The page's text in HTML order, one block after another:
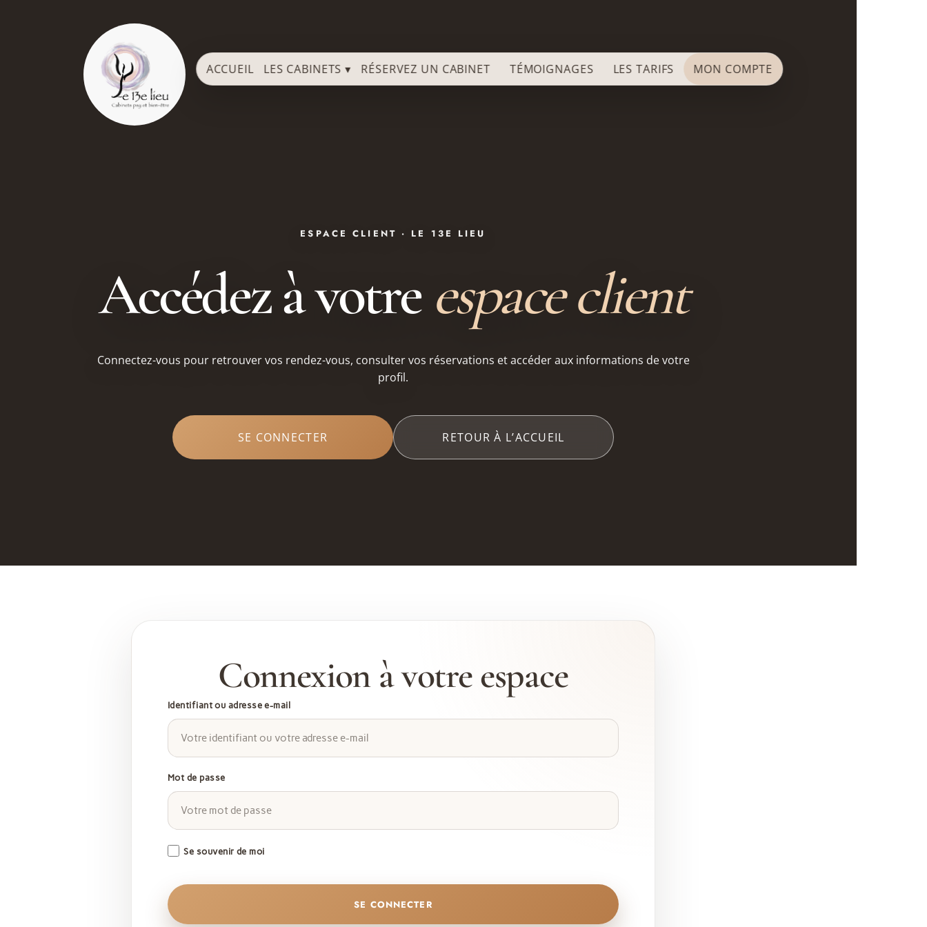
ACCUEIL LES CABINETS ▾ RÉSERVEZ UN CABINET TÉMOIGNAGES LES TARIFS MON COMPTE
ESPACE CLIENT · LE 13E LIEU
Accédez à votre espace client
Connectez-vous pour retrouver vos rendez-vous, consulter vos réservations et accéder aux informations de votre
profil.
SE CONNECTER RETOUR À L’ACCUEIL
Identifiant ou adresse e-mail
Mot de passe
Se souvenir de moi
SE CONNECTER